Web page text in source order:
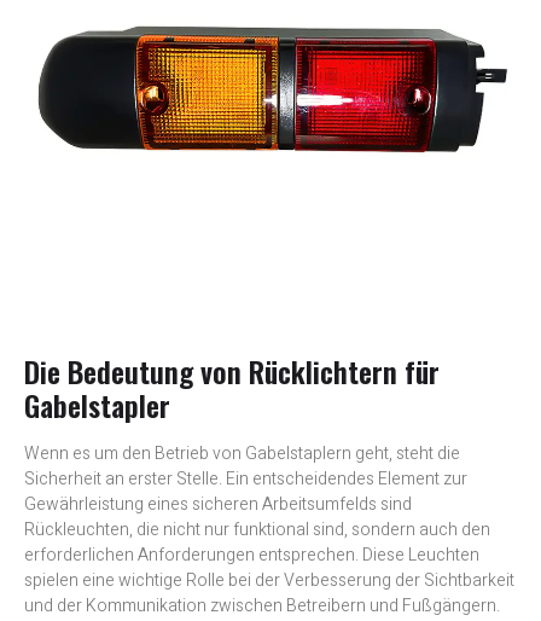
Die Bedeutung von Rücklichtern für
Gabelstapler
Wenn es um den Betrieb von Gabelstaplern geht, steht die
Sicherheit an erster Stelle. Ein entscheidendes Element zur
Gewährleistung eines sicheren Arbeitsumfelds sind
Rückleuchten, die nicht nur funktional sind, sondern auch den
erforderlichen Anforderungen entsprechen. Diese Leuchten
spielen eine wichtige Rolle bei der Verbesserung der Sichtbarkeit
und der Kommunikation zwischen Betreibern und Fußgängern.